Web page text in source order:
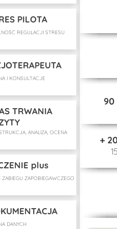
90
+
PILOTA
REGULACJI STRESU
I KONSULTACJE
TRWANIA
ANALIZA, OCENA
plus
ZABIEGU ZAPOBIEGAWCZEGO
DANYCH